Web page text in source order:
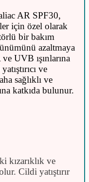
AR SPF30,
için özel olarak
bir bakım
azaltmaya
UVB ışınlarına
ve
sağlıklı ve
katkıda bulunur.
kızarıklık ve
Cildi yatıştırır